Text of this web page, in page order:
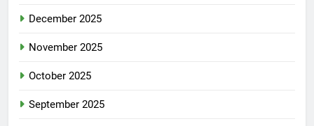
December 2025
November 2025
October 2025
September 2025